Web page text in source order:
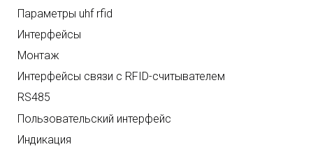
Параметры uhf rfid
Интерфейсы
Монтаж
Интерфейсы связи с RFID-считывателем
RS485
Пользовательский интерфейс
Индикация